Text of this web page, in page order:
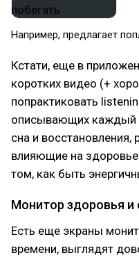
Например, предлагает
Кстати, еще в
коротких видео (+
попрактиковать
описывающих каждый
сна и
влияющие на
том, как быть
Монитор здоровья и
Есть еще экраны
времени, выглядят